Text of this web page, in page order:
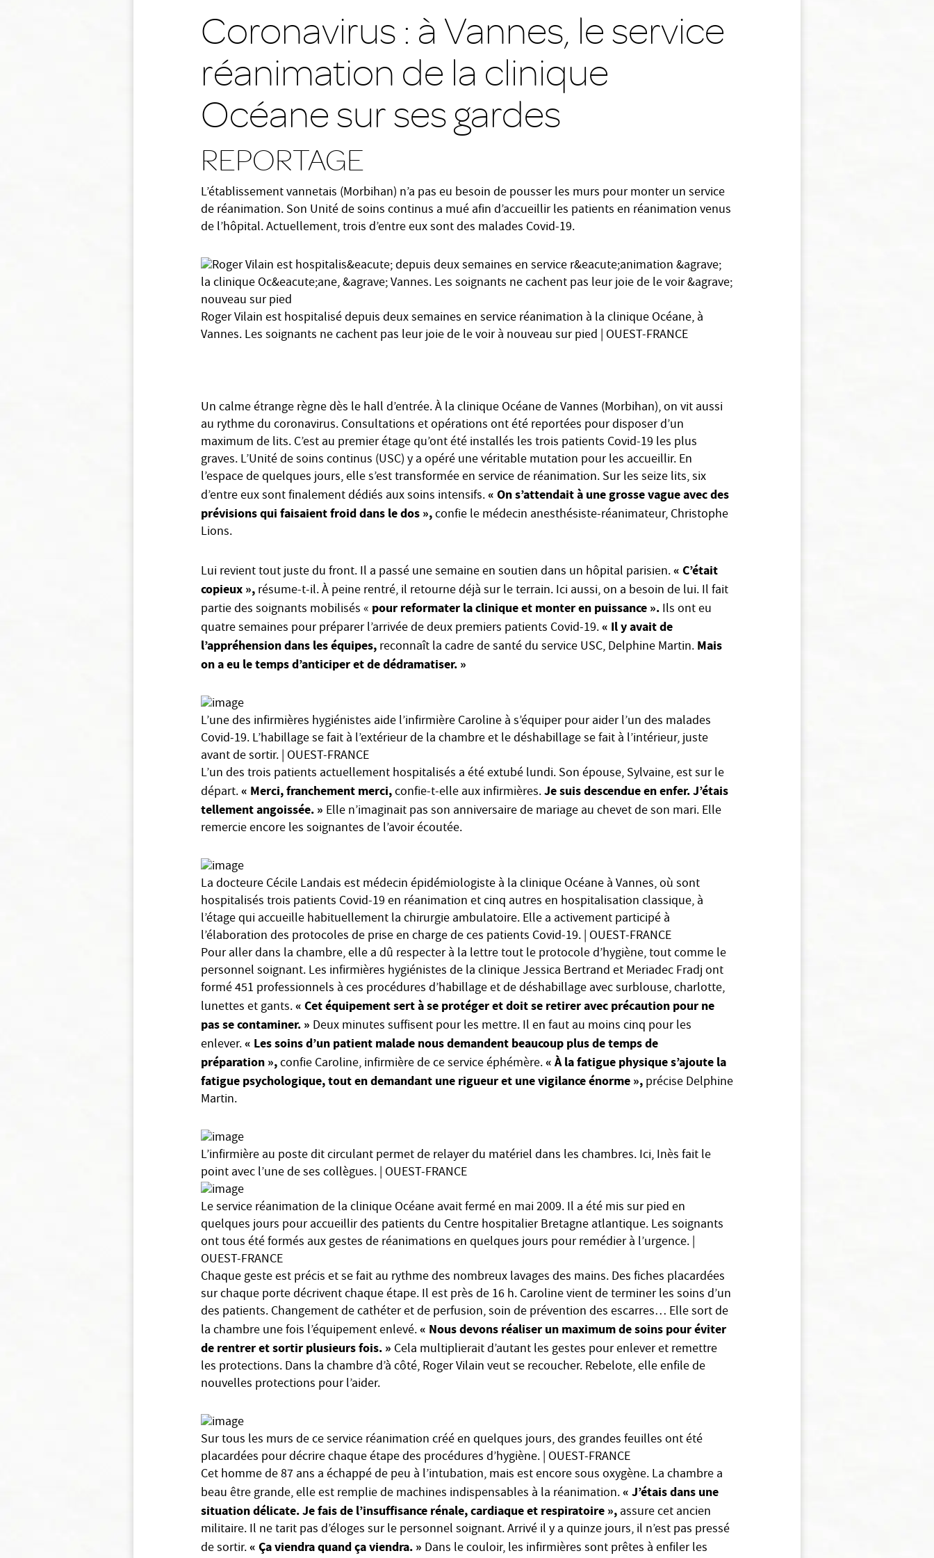
Coronavirus : à Vannes, le service
réanimation de la clinique
Océane sur ses gardes
REPORTAGE
L’établissement vannetais (Morbihan) n’a pas eu besoin de pousser les murs pour monter un service
de réanimation. Son Unité de soins continus a mué afin d’accueillir les patients en réanimation venus
de l’hôpital. Actuellement, trois d’entre eux sont des malades Covid-19.
Roger Vilain est hospitalisé depuis deux semaines en service réanimation à la clinique Océane, à
Vannes. Les soignants ne cachent pas leur joie de le voir à nouveau sur pied | OUEST-FRANCE
Un calme étrange règne dès le hall d’entrée. À la clinique Océane de Vannes (Morbihan), on vit aussi
au rythme du coronavirus. Consultations et opérations ont été reportées pour disposer d’un
maximum de lits. C’est au premier étage qu’ont été installés les trois patients Covid-19 les plus
graves. L’Unité de soins continus (USC) y a opéré une véritable mutation pour les accueillir. En
l’espace de quelques jours, elle s’est transformée en service de réanimation. Sur les seize lits, six
d’entre eux sont finalement dédiés aux soins intensifs.« On s’attendait à une grosse vague avec des
prévisions qui faisaient froid dans le dos »,confie le médecin anesthésiste-réanimateur, Christophe
Lions.
Lui revient tout juste du front. Il a passé une semaine en soutien dans un hôpital parisien.« C’était
copieux », résume-t-il. À peine rentré, il retourne déjà sur le terrain. Ici aussi, on a besoin de lui. Il fait
partie des soignants mobilisés « pour reformater la clinique et monter en puissance ». Ils ont eu
quatre semaines pour préparer l’arrivée de deux premiers patients Covid-19.« Il y avait de
l’appréhension dans les équipes, reconnaît la cadre de santé du service USC, Delphine Martin. Mais
on a eu le temps d’anticiper et de dédramatiser. »
L’une des infirmières hygiénistes aide l’infirmière Caroline à s’équiper pour aider l’un des malades
Covid-19. L’habillage se fait à l’extérieur de la chambre et le déshabillage se fait à l’intérieur, juste
avant de sortir. | OUEST-FRANCE
L’un des trois patients actuellement hospitalisés a été extubé lundi. Son épouse, Sylvaine, est sur le
départ.« Merci, franchement merci,confie-t-elle aux infirmières.Je suis descendue en enfer. J’étais
tellement angoissée. » Elle n’imaginait pas son anniversaire de mariage au chevet de son mari. Elle
remercie encore les soignantes de l’avoir écoutée.
La docteure Cécile Landais est médecin épidémiologiste à la clinique Océane à Vannes, où sont
hospitalisés trois patients Covid-19 en réanimation et cinq autres en hospitalisation classique, à
l’étage qui accueille habituellement la chirurgie ambulatoire. Elle a activement participé à
l’élaboration des protocoles de prise en charge de ces patients Covid-19. | OUEST-FRANCE
Pour aller dans la chambre, elle a dû respecter à la lettre tout le protocole d’hygiène, tout comme le
personnel soignant. Les infirmières hygiénistes de la clinique Jessica Bertrand et Meriadec Fradj ont
formé 451 professionnels à ces procédures d’habillage et de déshabillage avec surblouse, charlotte,
lunettes et gants.« Cet équipement sert à se protéger et doit se retirer avec précaution pour ne
pas se contaminer. » Deux minutes suffisent pour les mettre. Il en faut au moins cinq pour les
enlever.« Les soins d’un patient malade nous demandent beaucoup plus de temps de
préparation »,confie Caroline, infirmière de ce service éphémère.« À la fatigue physique s’ajoute la
fatigue psychologique, tout en demandant une rigueur et une vigilance énorme », précise Delphine
Martin.
L’infirmière au poste dit circulant permet de relayer du matériel dans les chambres. Ici, Inès fait le
point avec l’une de ses collègues. | OUEST-FRANCE
Le service réanimation de la clinique Océane avait fermé en mai 2009. Il a été mis sur pied en
quelques jours pour accueillir des patients du Centre hospitalier Bretagne atlantique. Les soignants
ont tous été formés aux gestes de réanimations en quelques jours pour remédier à l’urgence. |
OUEST-FRANCE
Chaque geste est précis et se fait au rythme des nombreux lavages des mains. Des fiches placardées
sur chaque porte décrivent chaque étape. Il est près de 16 h. Caroline vient de terminer les soins d’un
des patients. Changement de cathéter et de perfusion, soin de prévention des escarres… Elle sort de
la chambre une fois l’équipement enlevé.« Nous devons réaliser un maximum de soins pour éviter
de rentrer et sortir plusieurs fois. » Cela multiplierait d’autant les gestes pour enlever et remettre
les protections. Dans la chambre d’à côté, Roger Vilain veut se recoucher. Rebelote, elle enfile de
nouvelles protections pour l’aider.
Sur tous les murs de ce service réanimation créé en quelques jours, des grandes feuilles ont été
placardées pour décrire chaque étape des procédures d’hygiène. | OUEST-FRANCE
Cet homme de 87 ans a échappé de peu à l’intubation, mais est encore sous oxygène. La chambre a
beau être grande, elle est remplie de machines indispensables à la réanimation.« J’étais dans une
situation délicate. Je fais de l’insuffisance rénale, cardiaque et respiratoire », assure cet ancien
militaire. Il ne tarit pas d’éloges sur le personnel soignant. Arrivé il y a quinze jours, il n’est pas pressé
de sortir.« Ça viendra quand ça viendra. » Dans le couloir, les infirmières sont prêtes à enfiler les